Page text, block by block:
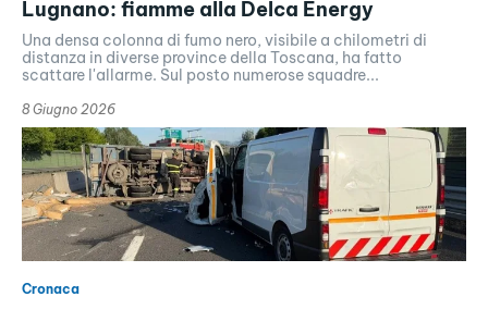
Lugnano: fiamme alla Delca Energy
Una densa colonna di fumo nero, visibile a chilometri di
distanza in diverse province della Toscana, ha fatto
scattare l'allarme. Sul posto numerose squadre...
8 Giugno 2026
Cronaca